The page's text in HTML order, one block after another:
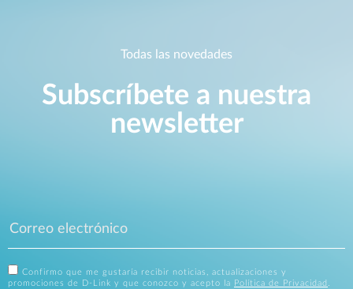
Todas las novedades
Subscríbete a nuestra
newsletter
Confirmo que me gustaría recibir noticias, actualizaciones y
promociones de D-Link y que conozco y acepto la
Política de Privacidad .